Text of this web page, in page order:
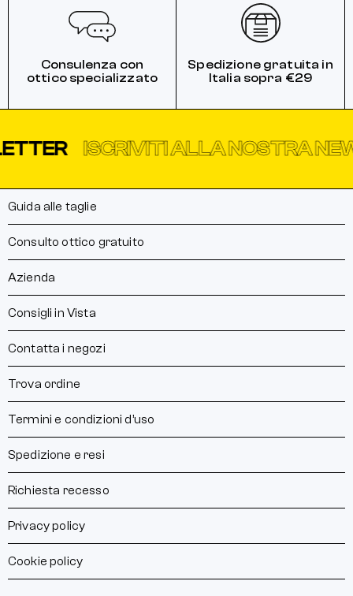
Consulenza con
ottico specializzato
Spedizione gratuita in
Italia sopra €29
ISCRIVITI ALLA NOSTRA
Guida alle taglie
Consulto ottico gratuito
Azienda
Consigli in Vista
Contatta i negozi
Trova ordine
Termini e condizioni d’uso
Spedizione e resi
Richiesta recesso
Privacy policy
Cookie policy